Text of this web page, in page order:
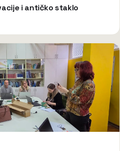
i antičko staklo